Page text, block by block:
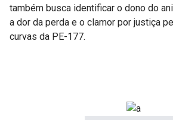
também busca identificar o dono do
a dor da perda e o clamor por justiça
curvas da PE-177.